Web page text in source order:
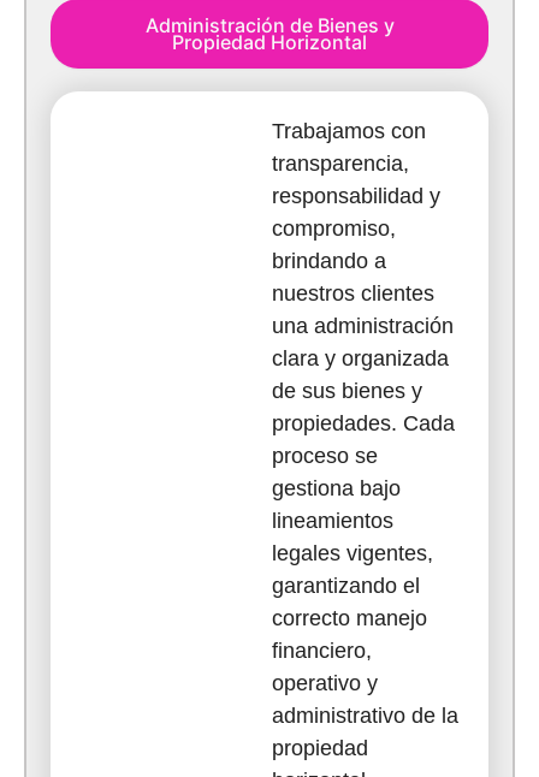
Administración de Bienes y
Propiedad Horizontal
Trabajamos con
transparencia,
responsabilidad y
compromiso,
brindando a
nuestros clientes
una administración
clara y organizada
de sus bienes y
propiedades. Cada
proceso se
gestiona bajo
lineamientos
legales vigentes,
garantizando el
correcto manejo
financiero,
operativo y
administrativo de la
propiedad